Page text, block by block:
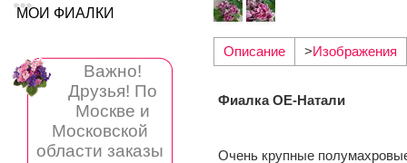
МОИ ФИАЛКИ
Важно!
Друзья! По
Москве и
Московской
области заказы
Описание >Изображения
Фиалка ОЕ-Натали
Очень крупные